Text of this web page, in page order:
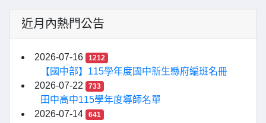
近月內熱門公告
2026-07-16 1212
【國中部】115學年度國中新生縣府編班名冊
2026-07-22
733
田中高中115學年度導師名單
2026-07-14
641